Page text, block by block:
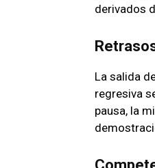
derivados
La salida
regresiva
pausa, la